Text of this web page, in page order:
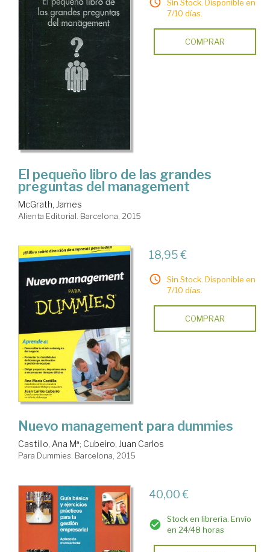
Sin Stock. Disponible en
7/10 días.
COMPRAR
El pequeño libro de las grandes
preguntas del management
McGrath, James
Alienta Editorial. Barcelona, 2015
18,95 €
Sin Stock. Disponible en
7/10 días.
COMPRAR
Nuevo management para dummies
Castillo, Ana Mª; Cubeiro, Juan Carlos
Para Dummies. Barcelona, 2015
40,00 €
Stock en librería. Envío
en 24/48 horas